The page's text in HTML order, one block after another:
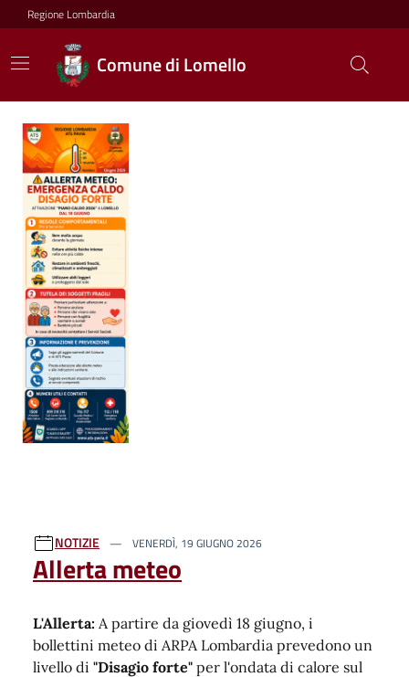
Regione Lombardia
Comune di Lomello
Ultime notizie
NOTIZIE VENERDÌ, 19 GIUGNO 2026
Allerta meteo
L'Allerta: A partire da giovedì 18 giugno, i
bollettini meteo di ARPA Lombardia prevedono un
livello di "Disagio forte" per l'ondata di calore sul